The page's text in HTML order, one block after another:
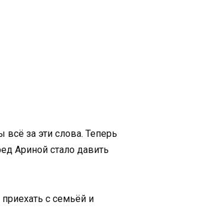
за эти слова. Теперь
Ариной стало давить
с семьёй и